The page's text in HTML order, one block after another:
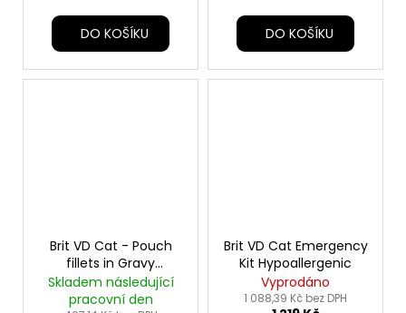
DO KOŠÍKU DO KOŠÍKU
Brit VD Cat - Pouch
fillets in Gravy
Gastrointest - 12x85g
Skladem následující
pracovní den
Brit VD Cat Emergency
Kit Hypoallergenic
Vyprodáno
1 088,39 Kč bez DPH